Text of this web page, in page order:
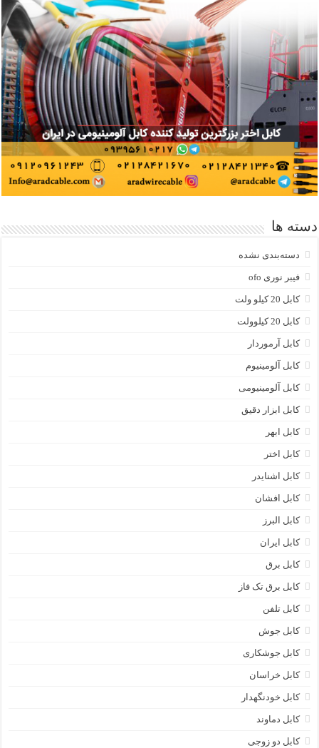
دسته ها
دسته‌بندی نشده
فیبر نوری ofo
کابل 20 کیلو ولت
کابل 20 کیلوولت
کابل آرموردار
کابل آلومینیوم
کابل آلومینیومی
کابل ابزار دقیق
کابل ابهر
کابل اختر
کابل اشنایدر
کابل افشان
کابل البرز
کابل ایران
کابل برق
کابل برق تک فاز
کابل تلفن
کابل جوش
کابل جوشکاری
کابل خراسان
کابل خودنگهدار
کابل دماوند
کابل دو زوجی